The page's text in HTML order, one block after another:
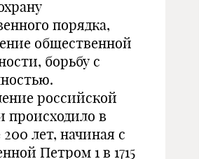
порядка,
общественной
борьбу с
российской
происходило в
лет, начиная с
Петром 1 в 1715